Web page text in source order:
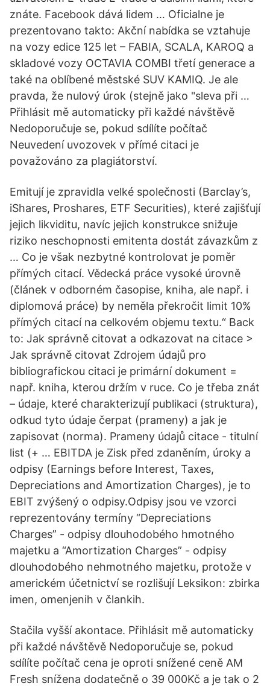
znáte. Facebook dává lidem … Oficialne je
prezentovano takto: Akční nabídka se vztahuje
na vozy edice 125 let – FABIA, SCALA, KAROQ a
skladové vozy OCTAVIA COMBI třetí generace a
také na oblíbené městské SUV KAMIQ. Je ale
pravda, že nulový úrok (stejně jako "sleva při …
Přihlásit mě automaticky při každé návštěvě
Nedoporučuje se, pokud sdílíte počítač
Neuvedení uvozovek v přímé citaci je
považováno za plagiátorství.
Emitují je zpravidla velké společnosti (Barclay’s,
iShares, Proshares, ETF Securities), které zajišťují
jejich likviditu, navíc jejich konstrukce snižuje
riziko neschopnosti emitenta dostát závazkům z
… Co je však nezbytné kontrolovat je poměr
přímých citací. Vědecká práce vysoké úrovně
(článek v odborném časopise, kniha, ale např. i
diplomová práce) by neměla překročit limit 10%
přímých citací na celkovém objemu textu.“ Back
to: Jak správně citovat a odkazovat na citace >
Jak správně citovat Zdrojem údajů pro
bibliografickou citaci je primární dokument =
např. kniha, kterou držím v ruce. Co je třeba znát
– údaje, které charakterizují publikaci (struktura),
odkud tyto údaje čerpat (prameny) a jak je
zapisovat (norma). Prameny údajů citace - titulní
list (+ … EBITDA je Zisk před zdaněním, úroky a
odpisy (Earnings before Interest, Taxes,
Depreciations and Amortization Charges), je to
EBIT zvýšený o odpisy.Odpisy jsou ve vzorci
reprezentovány termíny “Depreciations
Charges” - odpisy dlouhodobého hmotného
majetku a “Amortization Charges” - odpisy
dlouhodobého nehmotného majetku, protože v
americkém účetnictví se rozlišují Leksikon: zbirka
imen, omenjenih v člankih.
Stačila vyšší akontace. Přihlásit mě automaticky
při každé návštěvě Nedoporučuje se, pokud
sdílíte počítač cena je oproti snížené ceně AM
Fresh snížena dodatečně o 39 000Kč a je tak o 2